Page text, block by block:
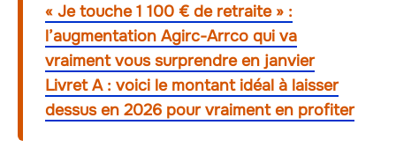
« Je touche 1 100 € de retraite » :
l’augmentation Agirc-Arrco qui va
vraiment vous surprendre en janvier
Livret A : voici le montant idéal à laisser
dessus en 2026 pour vraiment en profiter